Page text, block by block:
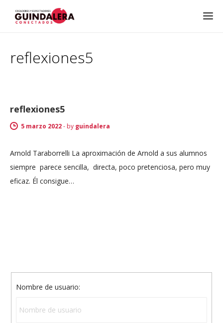
reflexiones5
reflexiones5
5 marzo 2022- by guindalera
Arnold Taraborrelli La aproximación de Arnold a sus alumnos
siempre parece sencilla, directa, poco pretenciosa, pero muy
eficaz. Él consigue…
Nombre de usuario: